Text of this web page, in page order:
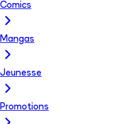
Comics
Mangas
Jeunesse
Promotions